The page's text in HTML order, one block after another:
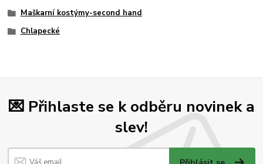
Maškarní kostýmy-second hand
Chlapecké
💌 Přihlaste se k odběru novinek a
slev!